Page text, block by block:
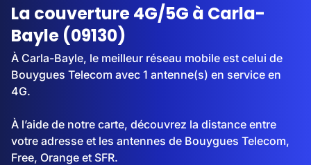
La couverture 4G/5G à Carla-
Bayle (09130)
À Carla-Bayle, le meilleur réseau mobile est celui de
Bouygues Telecom avec 1 antenne(s) en service en
4G.
À l’aide de notre carte, découvrez la distance entre
votre adresse et les antennes de Bouygues Telecom,
Free, Orange et SFR.